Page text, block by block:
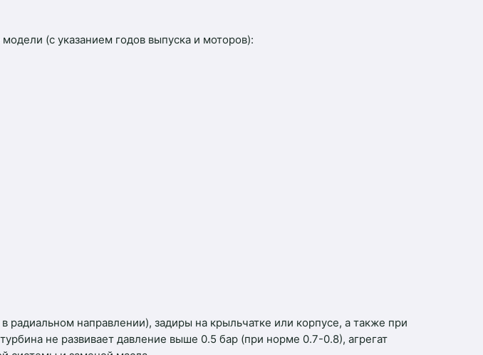
(с указанием годов выпуска и моторов):
направлении), задиры на крыльчатке или корпусе, а также при
не развивает давление выше 0.5 бар (при норме 0.7-0.8), агрегат